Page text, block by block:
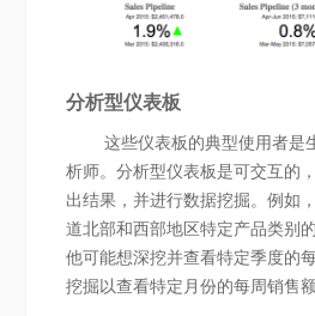
分析型仪表板
这些仪表板的典型使用者是
析师。分析型仪表板是可交互的
出结果，并进行数据挖掘。例如
道北部和西部地区特定产品类别
他可能想深挖并查看特定季度的
挖掘以查看特定月份的每周销售额